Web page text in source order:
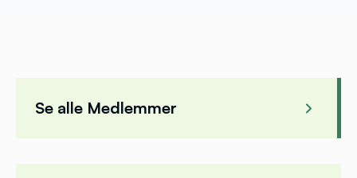
Se alle Medlemmer
Ann Elisabeth Wedø